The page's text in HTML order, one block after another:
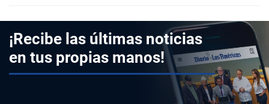
¡Recibe las últimas noticias
en tus propias manos!